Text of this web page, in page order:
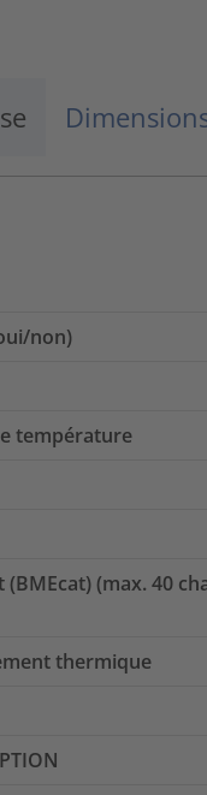
non)
température
(max. 40
thermique